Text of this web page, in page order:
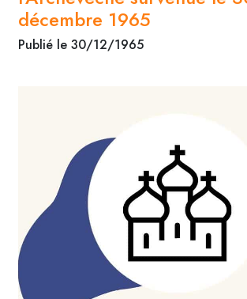
décembre 1965
Publié le 30/12/1965